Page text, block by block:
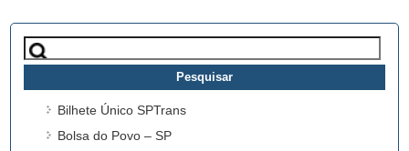
Pesquisar
por:
Bilhete Único SPTrans
Bolsa do Povo – SP